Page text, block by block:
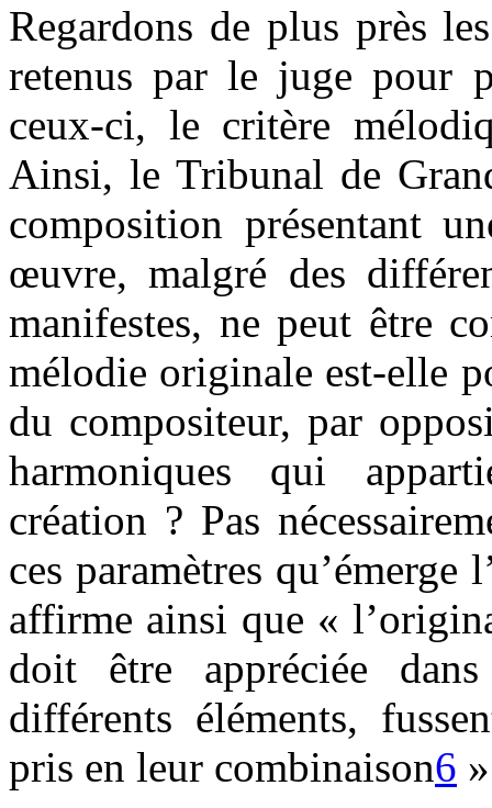
Regardons de plus près
retenus par le juge pour
ceux-ci, le critère
Ainsi, le Tribunal de
composition présentant
œuvre, malgré des
manifestes, ne peut être
mélodie originale est-elle
du compositeur, par
harmoniques qui
création ? Pas
ces paramètres
affirme ainsi que «
doit être appréciée
différents éléments,
pris en leur combinaison6